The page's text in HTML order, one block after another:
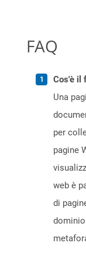
FAQ
Cos'è il
Una
per
pagine
web è
di